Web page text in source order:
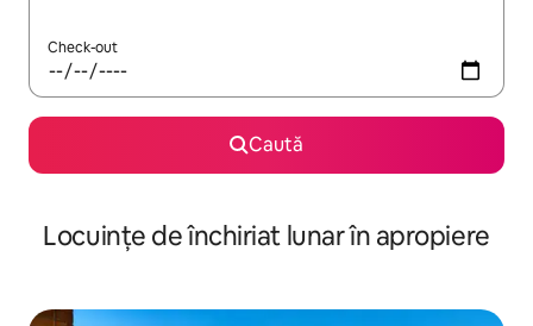
Check-out
Caută
Locuințe de închiriat lunar în apropiere